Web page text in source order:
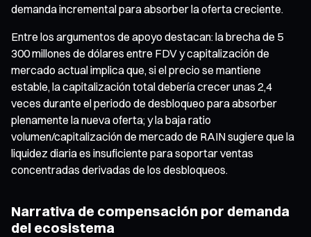
demanda incremental para absorber la oferta creciente.
Entre los argumentos de apoyo destacan: la brecha de 5
300 millones de dólares entre FDV y capitalización de
mercado actual implica que, si el precio se mantiene
estable, la capitalización total debería crecer unas 2,4
veces durante el periodo de desbloqueo para absorber
plenamente la nueva oferta; y la baja ratio
volumen/capitalización de mercado de RAIN sugiere que la
liquidez diaria es insuficiente para soportar ventas
concentradas derivadas de los desbloqueos.
Narrativa de compensación por demanda
del ecosistema